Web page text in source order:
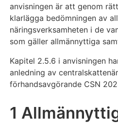
anvisningen är att genom
klarlägga bedömningen av
näringsverksamheten i de
som gäller allmännyttiga
Kapitel 2.5.6 i anvisningen
anledning av
förhandsavgörande CSN
1